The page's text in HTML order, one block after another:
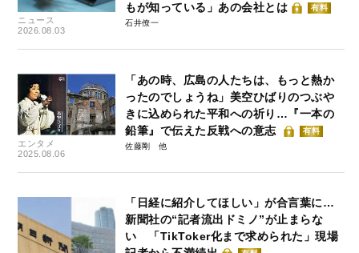
ニュース
2026.08.03
もが知っている」あの会社とは
有料
石井僚一
エンタメ
2025.08.06
「あの時、広島の人たちは、もっと熱か
ったのでしょうね」美空ひばりのつぶや
きに込められた平和への祈り…『一本の
鉛筆』で伝えた反戦への意志
有料
佐藤剛
「日経に紹介してほしい」が合言葉に…
新聞社の“記者流出ドミノ”が止まらな
い 「TikToker化まで求められた」現場